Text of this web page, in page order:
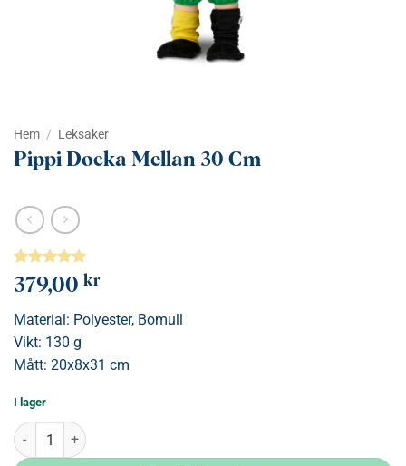
Hem / Leksaker
Pippi Docka Mellan 30 Cm
Betygsatt5
av 5
1
kundrecension
379,00 kr
Material: Polyester, Bomull
Vikt: 130 g
Mått: 20x8x31 cm
I lager
Pippi Docka Mellan 30 Cm mängd